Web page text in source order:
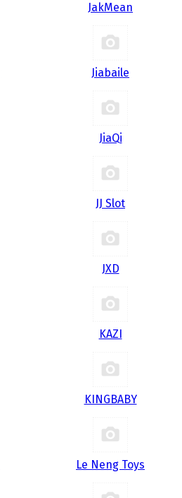
JakMean
Jiabaile
JiaQi
JJ Slot
JXD
KAZI
KINGBABY
Le Neng Toys